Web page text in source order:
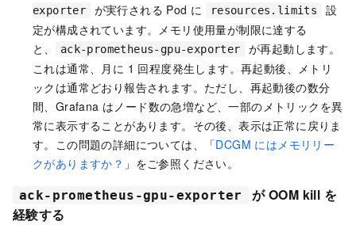
exporter
が実行される Pod に resources.limits
設
定が構成されています。メモリ使用量が制限に達する
と、
ack-prometheus-gpu-exporter
が再起動します。
これは通常、月に 1 回程度発生します。再起動後、メトリ
ックは通常どおり報告されます。ただし、再起動後の数分
間、Grafana はノード数の急増など、一部のメトリックを異
常に表示することがあります。その後、表示は正常に戻りま
す。この問題の詳細については、「DCGM にはメモリリー
クがありますか？ 」をご参照ください。
ack-prometheus-gpu-exporter
が OOM kill を
経験する